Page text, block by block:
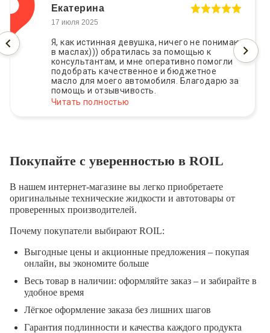
Екатерина
17 июля 2025
Я, как истинная девушка, ничего не понимаю
в маслах))) обратилась за помощью к
консультантам, и мне оперативно помогли
подобрать качественное и бюджетное
масло для моего автомобиля. Благодарю за
помощь и отзывчивость.
Читать полностью
Покупайте с уверенностью в ROIL
В нашем интернет-магазине вы легко приобретаете
оригинальные технические жидкости и автотовары от
проверенных производителей.
Почему покупатели выбирают ROIL:
Выгодные цены и акционные предложения – покупая
онлайн, вы экономите больше
Весь товар в наличии: оформляйте заказ – и забирайте в
удобное время
Лёгкое оформление заказа без лишних шагов
Гарантия подлинности и качества каждого продукта